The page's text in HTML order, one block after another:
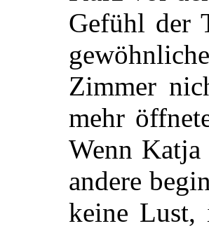
Gefühl der
Zimmer
mehr
Wenn
andere
keine Lust,